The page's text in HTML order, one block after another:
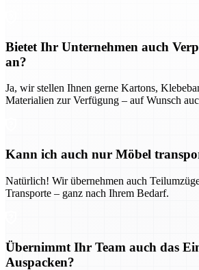
Bietet Ihr Unternehmen auch
an?
Ja, wir stellen Ihnen gerne Kartons,
Materialien zur Verfügung – auf Wunsch
Kann ich auch nur Möbel
Natürlich! Wir übernehmen auch
Transporte – ganz nach Ihrem Bedarf.
Übernimmt Ihr Team auch das
Auspacken?